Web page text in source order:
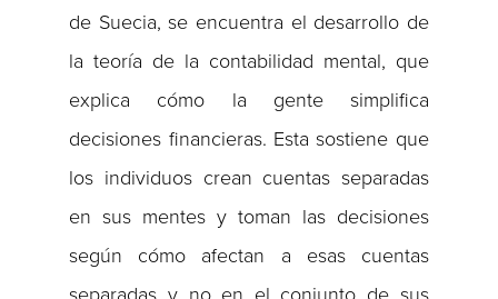
de Suecia, se encuentra el desarrollo de
la teoría de la contabilidad mental, que
explica cómo la gente simplifica
decisiones financieras. Esta sostiene que
los individuos crean cuentas separadas
en sus mentes y toman las decisiones
según cómo afectan a esas cuentas